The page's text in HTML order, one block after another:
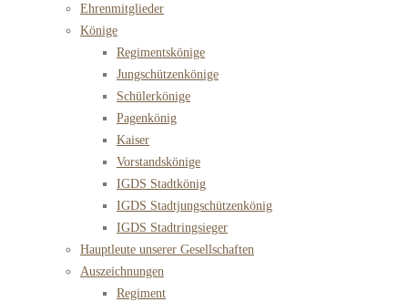
Ehrenmitglieder
Könige
Regimentskönige
Jungschützenkönige
Schülerkönige
Pagenkönig
Kaiser
Vorstandskönige
IGDS Stadtkönig
IGDS Stadtjungschützenkönig
IGDS Stadtringsieger
Hauptleute unserer Gesellschaften
Auszeichnungen
Regiment